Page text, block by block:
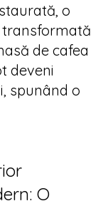
o
de cafea
deveni
spunând o
O